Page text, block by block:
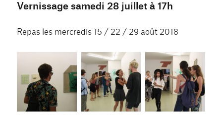
Vernissage samedi 28 juillet à 17h
Repas les mercredis 15 / 22 / 29 août 2018